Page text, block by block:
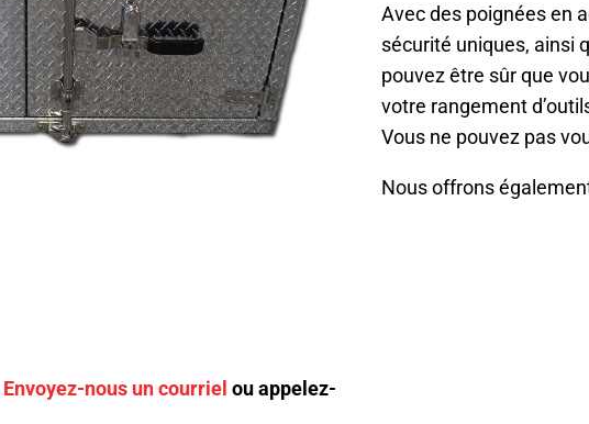
Envoyez-nous un courriel ou appelez-
Avec des poignées en
sécurité uniques, ainsi
pouvez être sûr que
votre rangement
Vous ne pouvez pas
Nous offrons